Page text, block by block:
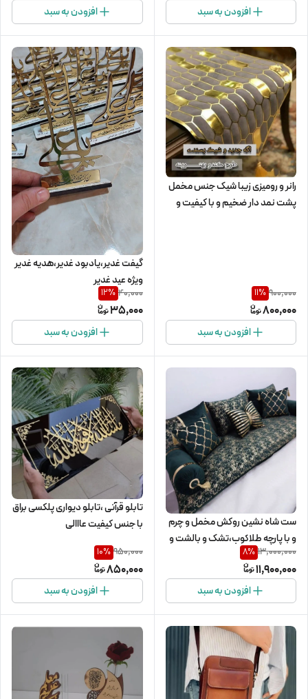
افزودن به سبد افزودن به سبد
رانر و رومیزی زیبا شیک جنس مخمل
پشت نمد دار ضخیم و با کیفیت و
900,000
11%
800,000
افزودن به سبد
گیفت غدیر،یادبود غدیر،هدیه غدیر
ویژه عید غدیر
40,000
12%
35,000
افزودن به سبد
ست شاه نشین روکش مخمل و چرم
و با پارچه طلاکوب،تشک و بالشت و
پشتی سنتی
13,000,000
8%
11,900,000
افزودن به سبد
تابلو قرآنی ،تابلو دیواری پلکسی براق
با جنس کیفیت عااالی
950,000
10%
850,000
افزودن به سبد